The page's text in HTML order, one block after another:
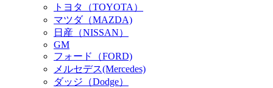
トヨタ（TOYOTA）
マツダ（MAZDA)
日産（NISSAN）
GM
フォード（FORD)
メルセデス(Mercedes)
ダッジ（Dodge）